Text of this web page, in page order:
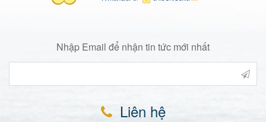
Nhập Email để nhận tin tức mới nhất
Liên hệ